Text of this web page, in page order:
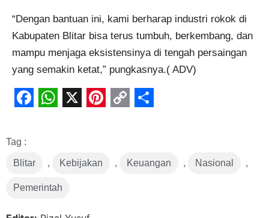
“Dengan bantuan ini, kami berharap industri rokok di
Kabupaten Blitar bisa terus tumbuh, berkembang, dan
mampu menjaga eksistensinya di tengah persaingan
yang semakin ketat,” pungkasnya.( ADV)
Tag :
Blitar , Kebijakan , Keuangan , Nasional ,
Pemerintah